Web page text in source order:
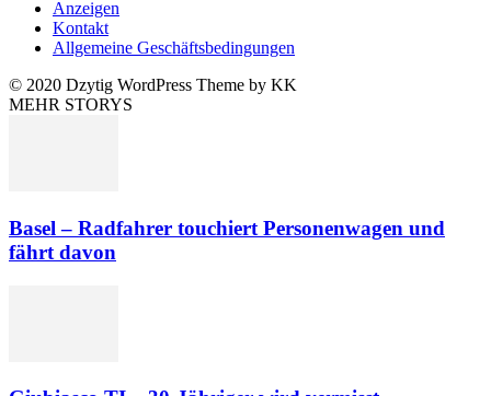
Anzeigen
Kontakt
Allgemeine Geschäftsbedingungen
© 2020 Dzytig WordPress Theme by KK
MEHR STORYS
Basel – Radfahrer touchiert Personenwagen und
fährt davon